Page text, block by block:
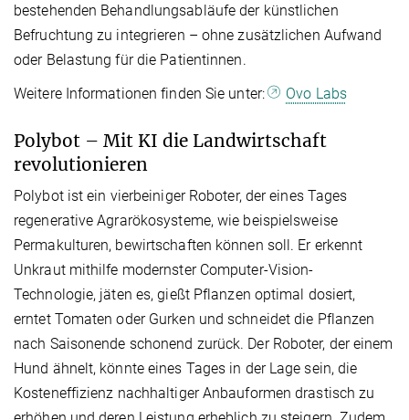
bestehenden Behandlungsabläufe der künstlichen
Befruchtung zu integrieren – ohne zusätzlichen Aufwand
oder Belastung für die Patientinnen.
Weitere Informationen finden Sie unter:
Ovo Labs
Polybot – Mit KI die Landwirtschaft
revolutionieren
Polybot ist ein vierbeiniger Roboter, der eines Tages
regenerative Agrarökosysteme, wie beispielsweise
Permakulturen, bewirtschaften können soll. Er erkennt
Unkraut mithilfe modernster Computer-Vision-
Technologie, jäten es, gießt Pflanzen optimal dosiert,
erntet Tomaten oder Gurken und schneidet die Pflanzen
nach Saisonende schonend zurück. Der Roboter, der einem
Hund ähnelt, könnte eines Tages in der Lage sein, die
Kosteneffizienz nachhaltiger Anbauformen drastisch zu